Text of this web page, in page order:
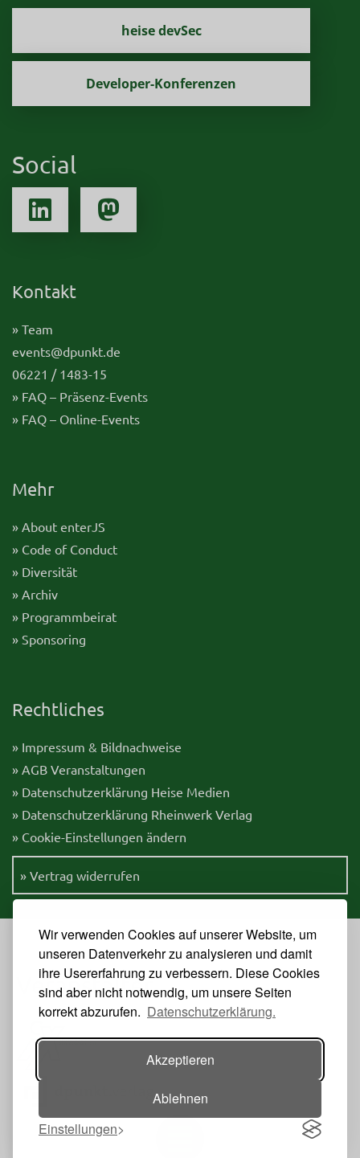
Wir verwenden Cookies auf unserer Website, um
unseren Datenverkehr zu analysieren und damit
ihre Usererfahrung zu verbessern. Diese Cookies
sind aber nicht notwendig, um unsere Seiten
korrekt abzurufen. Datenschutzerklärung.
Akzeptieren
Ablehnen
Einstellungen
heise devSec
Developer-Konferenzen
Social
Kontakt
» Team
events@dpunkt.de
06221 / 1483-15
» FAQ – Präsenz-Events
» FAQ – Online-Events
Mehr
» About enterJS
» Code of Conduct
» Diversität
» Archiv
» Programmbeirat
» Sponsoring
Rechtliches
» Impressum & Bildnachweise
» AGB Veranstaltungen
» Datenschutzerklärung Heise Medien
» Datenschutzerklärung Rheinwerk Verlag
» Cookie-Einstellungen ändern
» Vertrag widerrufen
Veranstalter